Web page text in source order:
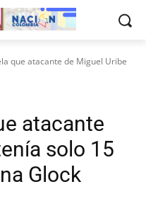
que atacante de Miguel Uribe
atacante
solo 15
Glock